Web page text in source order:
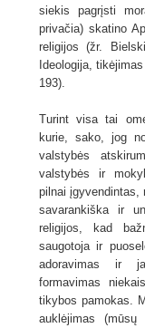
siekis pagrįsti
privačia) skatino
religijos (žr.
Ideologija,
193).
Turint visa tai
kurie, sako, jog
valstybės
valstybės ir
pilnai įgyvendintas,
savarankiška ir
religijos, kad
saugotoja ir
adoravimas ir
formavimas
tikybos pamokas.
auklėjimas